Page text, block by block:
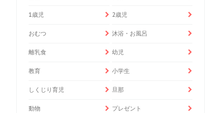
1歳児 2歳児
おむつ 沐浴・お風呂
離乳食 幼児
教育 小学生
しくじり育児 旦那
動物 プレゼント